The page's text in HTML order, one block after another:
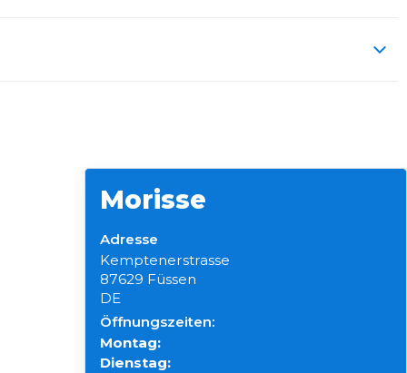
Morisse
Adresse
Kemptenerstrasse
87629 Füssen
DE
Öffnungszeiten:
Montag:
Dienstag: